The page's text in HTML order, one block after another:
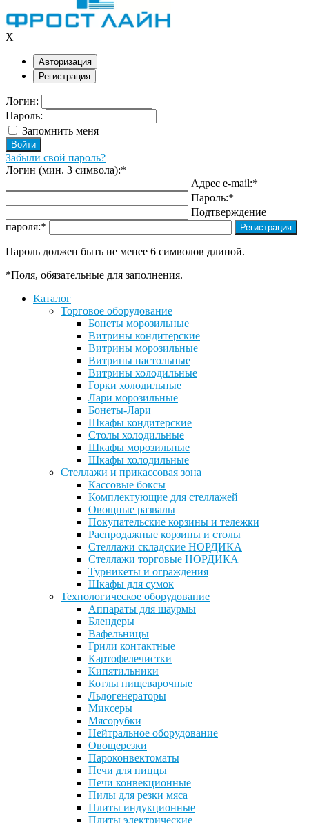
X
Авторизация
Регистрация
Логин:
Пароль:
Запомнить меня
Забыли свой пароль?
Логин (мин. 3 символа):*
Адрес e-mail:*
Пароль:*
Подтверждение
пароля:*
Пароль должен быть не менее 6 символов длиной.
*Поля, обязательные для заполнения.
Каталог
Торговое оборудование
Бонеты морозильные
Витрины кондитерские
Витрины морозильные
Витрины настольные
Витрины холодильные
Горки холодильные
Лари морозильные
Бонеты-Лари
Шкафы кондитерские
Столы холодильные
Шкафы морозильные
Шкафы холодильные
Стеллажи и прикассовая зона
Кассовые боксы
Комплектующие для стеллажей
Овощные развалы
Покупательские корзины и тележки
Распродажные корзины и столы
Стеллажи складские НОРДИКА
Стеллажи торговые НОРДИКА
Турникеты и ограждения
Шкафы для сумок
Технологическое оборудование
Аппараты для шаурмы
Блендеры
Вафельницы
Грили контактные
Картофелечистки
Кипятильники
Котлы пищеварочные
Льдогенераторы
Миксеры
Мясорубки
Нейтральное оборудование
Овощерезки
Пароконвектоматы
Печи для пиццы
Печи конвекционные
Пилы для резки мяса
Плиты индукционные
Плиты электрические